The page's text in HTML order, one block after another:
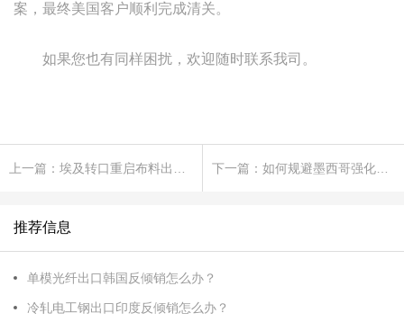
案，最终美国客户顺利完成清关。
如果您也有同样困扰，欢迎随时联系我司。
推荐信息
单模光纤出口韩国反倾销怎么办？
冷轧电工钢出口印度反倾销怎么办？